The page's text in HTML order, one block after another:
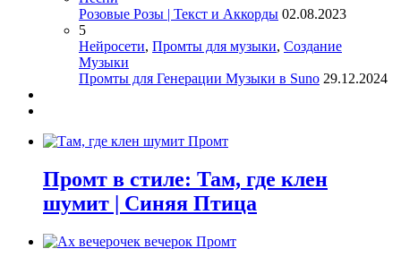
Розовые Розы | Текст и Аккорды 02.08.2023
5
Нейросети, Промты для музыки, Создание
Музыки
Промты для Генерации Музыки в Suno 29.12.2024
Промт в стиле: Там, где клен
шумит | Синяя Птица